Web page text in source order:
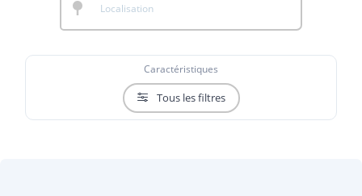
Caractéristiques
Tous les filtres